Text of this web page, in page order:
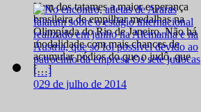
Vem dos tatames a maior esperança
brasileira de empilhar medalhas na
Olimpíada do Rio de Janeiro. Não há
modalidade com mais chances de
acumular pódios do que o judô, que
[…]
029 de julho de 2014